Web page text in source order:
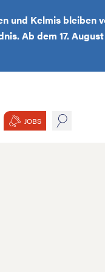
und Kelmis bleiben
Ab dem 17.
JOBS